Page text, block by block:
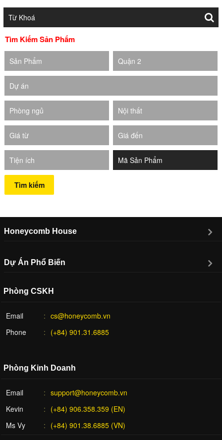
Tìm Kiếm Sản Phẩm
Sản Phẩm Quận 2
Dự án
Phòng ngủ Nội thất
Giá từ Giá đến
Tiện ích
Tìm kiếm
Honeycomb House
Dự Án Phổ Biến
Phòng CSKH
Email
cs@honeycomb.vn
Phone
(+84) 901.31.6885
Phòng Kinh Doanh
Email
support@honeycomb.vn
Kevin
(+84) 906.358.359 (EN)
Ms Vy
(+84) 901.38.6885 (VN)